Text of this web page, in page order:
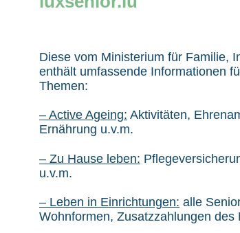
Diese vom Ministerium für Familie,
enthält umfassende Informationen
Themen:
– Active Ageing: Aktivitäten,
Ernährung u.v.m.
– Zu Hause leben:
u.v.m.
– Leben in Einrichtungen: alle
Wohnformen, Zusatzzahlungen